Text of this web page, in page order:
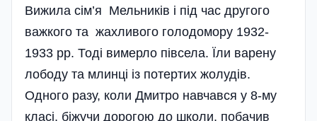
Вижила сім’я Мельників і під час другого
важкого та жахливого голодомору 1932-
1933 рр. Тоді вимерло півсела. Їли варену
лободу та млинці із потертих жолудів.
Одного разу, коли Дмитро навчався у 8-му
класі, біжучи дорогою до школи, побачив